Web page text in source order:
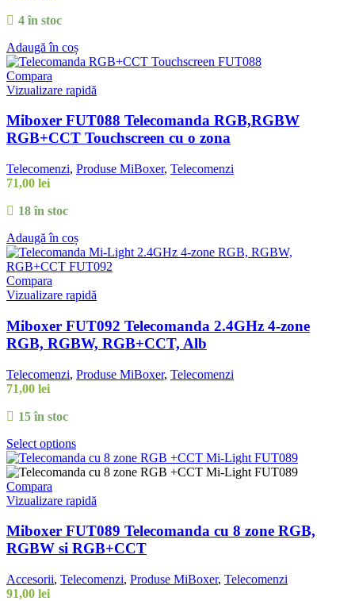
4 în stoc
Adaugă în coș
Compara
Vizualizare rapidă
Miboxer FUT088 Telecomanda RGB,RGBW
RGB+CCT Touchscreen cu o zona
Telecomenzi, Produse MiBoxer, Telecomenzi
71,00 lei
18 în stoc
Adaugă în coș
Compara
Vizualizare rapidă
Miboxer FUT092 Telecomanda 2.4GHz 4-zone
RGB, RGBW, RGB+CCT, Alb
Telecomenzi, Produse MiBoxer, Telecomenzi
71,00 lei
15 în stoc
Select options
Compara
Vizualizare rapidă
Miboxer FUT089 Telecomanda cu 8 zone RGB,
RGBW si RGB+CCT
Accesorii, Telecomenzi, Produse MiBoxer, Telecomenzi
91,00 lei